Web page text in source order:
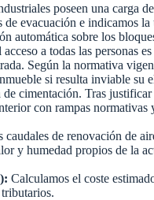
poseen una carga
evacuación e indicamos
automática sobre los
a todas las personas
Según la normativa
si resulta inviable su
cimentación. Tras
con rampas normativas
caudales de renovación de
y humedad propios de la
Calculamos el coste